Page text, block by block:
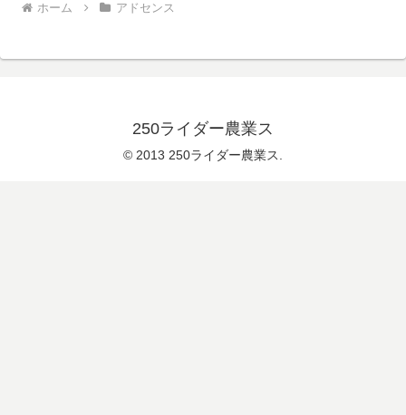
ホーム アドセンス
250ライダー農業ス
© 2013 250ライダー農業ス.